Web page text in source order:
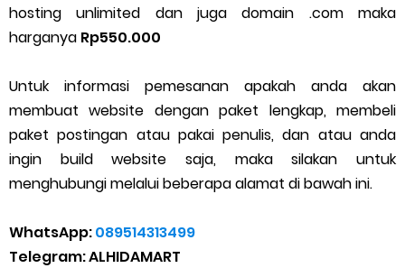
hosting unlimited dan juga domain .com maka
harganya Rp550.000
Untuk informasi pemesanan apakah anda akan
membuat website dengan paket lengkap, membeli
paket postingan atau pakai penulis, dan atau anda
ingin build website saja, maka silakan untuk
menghubungi melalui beberapa alamat di bawah ini.
WhatsApp:089514313499
Telegram: ALHIDAMART